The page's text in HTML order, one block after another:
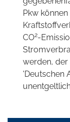
Pkw
CO2-
werden, der
'Deutschen